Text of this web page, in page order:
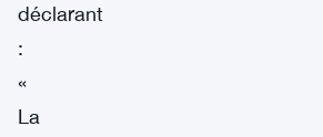
déclarant
:
«
La